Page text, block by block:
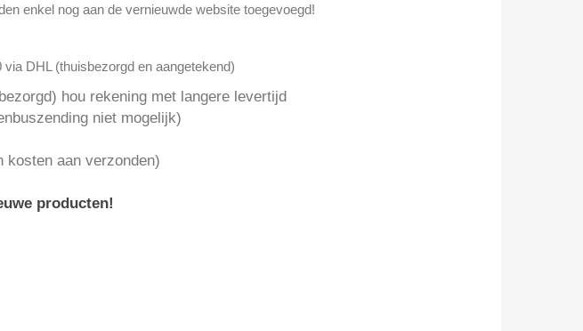
enkel nog aan de vernieuwde website toegevoegd!
DHL (thuisbezorgd en aangetekend)
hou rekening met langere levertijd
niet mogelijk)
kosten aan verzonden)
producten!